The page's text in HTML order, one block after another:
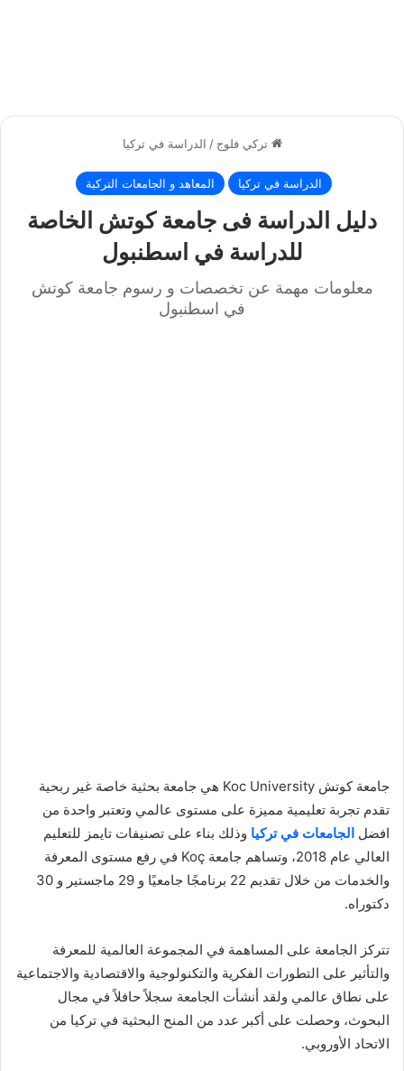
تركي فلوج / الدراسة في تركيا
الدراسة في تركيا المعاهد و الجامعات التركية
دليل الدراسة فى جامعة كوتش الخاصة
للدراسة في اسطنبول
معلومات مهمة عن تخصصات و رسوم جامعة كوتش
في اسطنبول
جامعة كوتش Koc University هي جامعة بحثية خاصة غير ربحية
تقدم تجربة تعليمية مميزة على مستوى عالمي وتعتبر واحدة من
افضل الجامعات في تركيا وذلك بناء على تصنيفات تايمز للتعليم
العالي عام 2018، وتساهم جامعة Koç في رفع مستوى المعرفة
والخدمات من خلال تقديم 22 برنامجًا جامعيًا و 29 ماجستير و 30
دكتوراه.
تتركز الجامعة على المساهمة في المجموعة العالمية للمعرفة
والتأثير على التطورات الفكرية والتكنولوجية والاقتصادية والاجتماعية
على نطاق عالمي ولقد أنشأت الجامعة سجلاً حافلاً في مجال
البحوث، وحصلت على أكبر عدد من المنح البحثية في تركيا من
الاتحاد الأوروبي.